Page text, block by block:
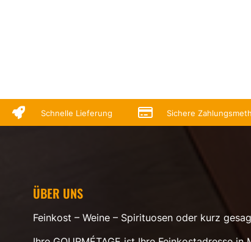
 Schnelle Lieferung  Sichere
ÜBER UNS
Feinkost – Weine – Spirituosen oder kurz